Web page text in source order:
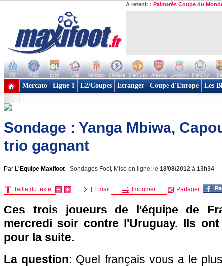
A retenir : Palmarès Coupe du
OM PSG Lyon Lille Monaco Chelsea Man Utd Arsenal Liverpool ManCity
+ de clubs
Mercato Ligue 1 L2/Coupes Etranger Coupe d'Europe Les
Sondage : Yanga Mbiwa,
trio gagnant
Par L'Equipe Maxifoot - Sondages Foot, Mise en ligne: le 18/08/2012 à 13h34
Taille du texte: Email Imprimer Partager:
Ces trois joueurs de l'équipe de
mercredi soir contre l'Uruguay. Ils
pour la suite.
La question: Quel français vous a le